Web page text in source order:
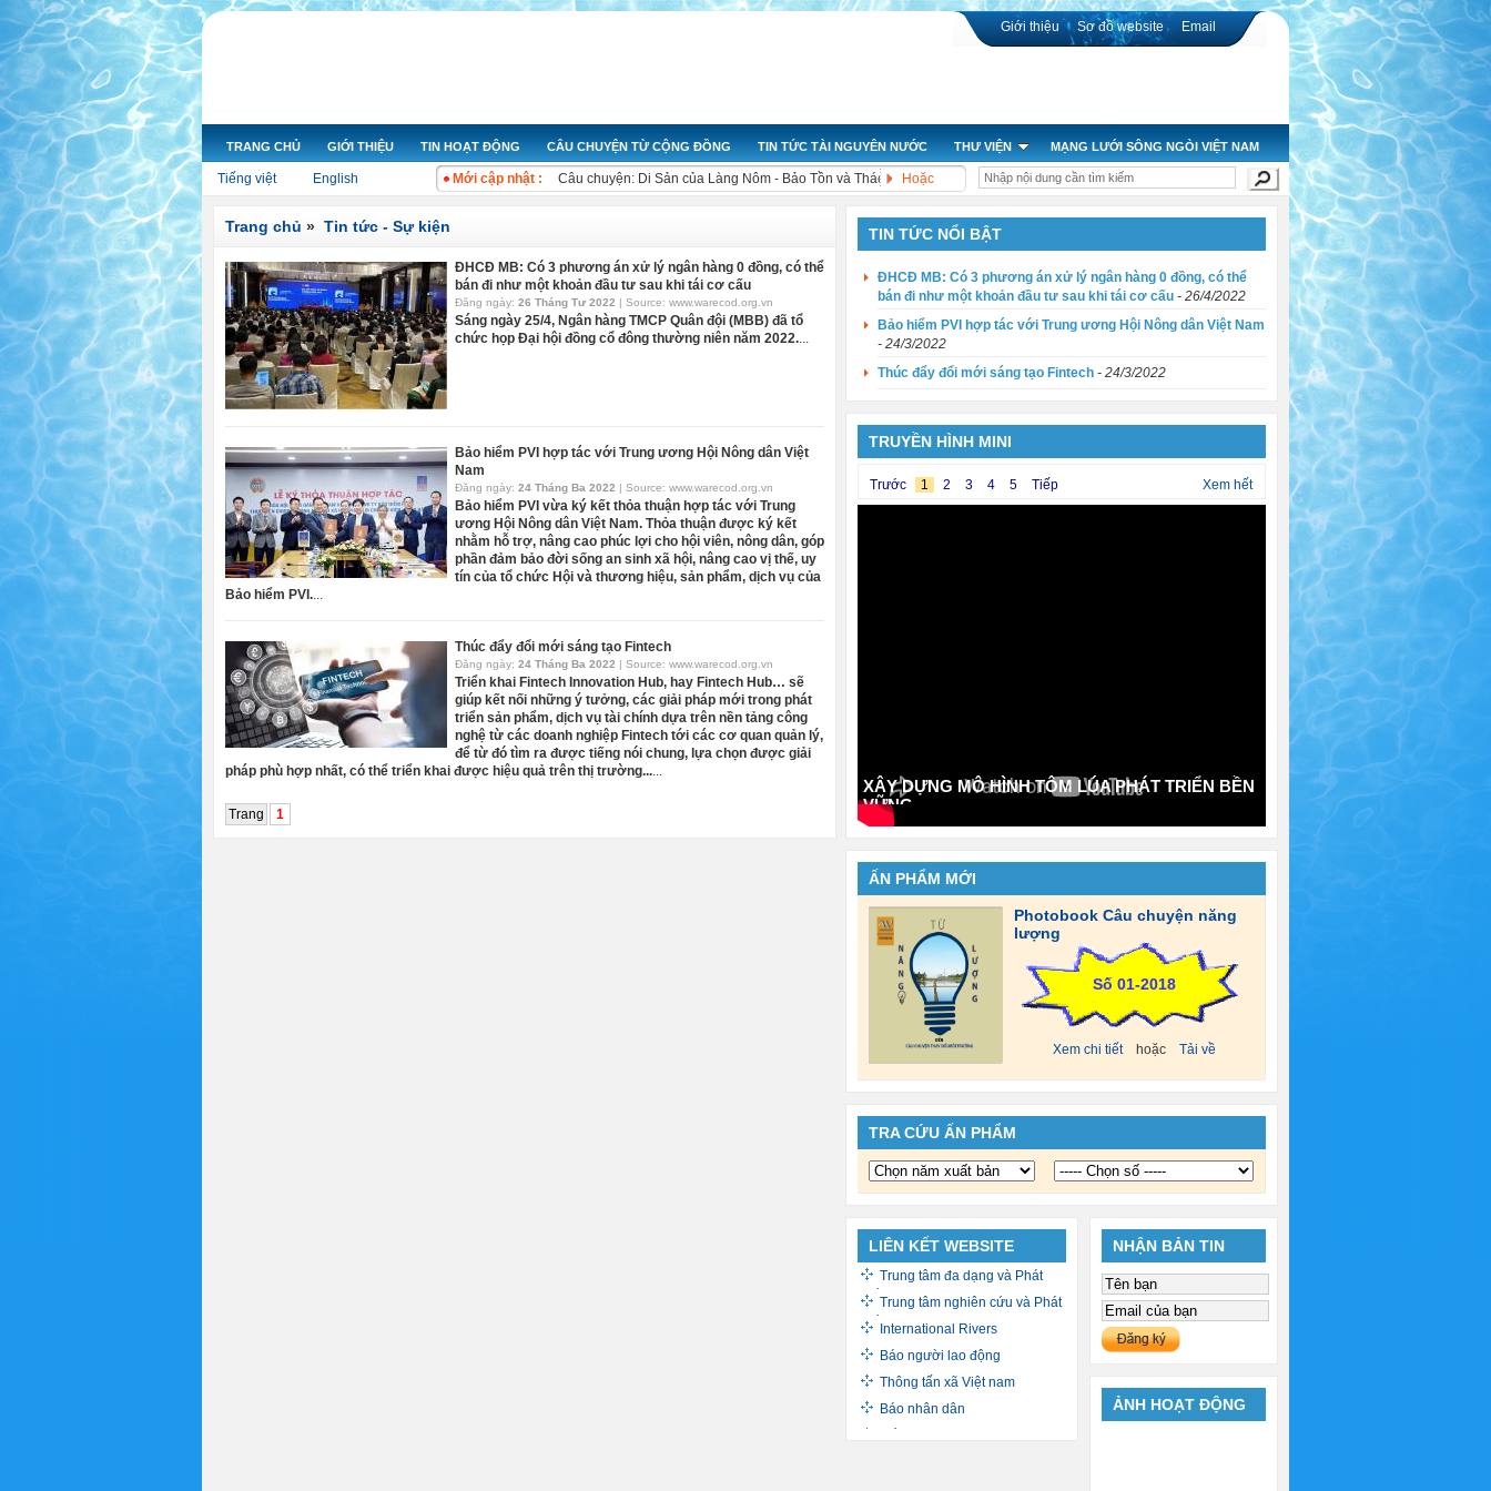
Giới thiệu Sơ đồ website Email
TRANG CHỦ GIỚI THIỆU TIN HOẠT ĐỘNG CÂU CHUYỆN TỪ CỘNG ĐỒNG TIN TỨC TÀI NGUYÊN NƯỚC THƯ VIỆN MẠNG LƯỚI SÔNG NGÒI VIỆT NAM
Tiếng việt English Mới cập nhật :
Nỗ lực hoạt động nâng cao giá trị sản xuất và bảo vệ môi trường
Câu chuyện: Di Sản của Làng Nôm - Bảo Tồn và Thách Thức
Cuộc thi ảnh “Ô nhiễm trắng và những tác động đến hệ sinh thái biển” nhận tác phẩm đến ngày 30/9
Bộ Tài nguyên và Môi trường: Công bố Báo cáo tài nguyên nước quốc gia giai đoạn 2016 - 2021
Bộ Tài nguyên và Môi trường: Công bố giá trị dòng chảy tối thiểu ở hạ lưu các hồ chứa, đập dâng của các công trình thủy lợi, thủy điện
Kon Tum chỉ rõ sai phạm của các thuỷ điện trong vụ chây ì đền bù
Bộ trưởng Kế hoạch và đầu tư: Thông điệp '4 mới' cho Đồng bằng sông Cửu Long
Xử lý ngay các đối tượng gây ô nhiễm hệ thống thủy lợi Bắc Hưng Hải
Hoặc
Trang chủ » Tin tức - Sự kiện
ĐHCĐ MB: Có 3 phương án xử lý ngân hàng 0 đồng, có thể
bán đi như một khoản đầu tư sau khi tái cơ cấu
Đăng ngày: 26 Tháng Tư 2022 | Source: www.warecod.org.vn
Sáng ngày 25/4, Ngân hàng TMCP Quân đội (MBB) đã tổ
chức họp Đại hội đồng cổ đông thường niên năm 2022....
Bảo hiểm PVI hợp tác với Trung ương Hội Nông dân Việt
Nam
Đăng ngày: 24 Tháng Ba 2022 | Source: www.warecod.org.vn
Bảo hiểm PVI vừa ký kết thỏa thuận hợp tác với Trung
ương Hội Nông dân Việt Nam. Thỏa thuận được ký kết
nhằm hỗ trợ, nâng cao phúc lợi cho hội viên, nông dân, góp
phần đảm bảo đời sống an sinh xã hội, nâng cao vị thế, uy
tín của tổ chức Hội và thương hiệu, sản phẩm, dịch vụ của
Bảo hiểm PVI....
Thúc đẩy đổi mới sáng tạo Fintech
Đăng ngày: 24 Tháng Ba 2022 | Source: www.warecod.org.vn
Triển khai Fintech Innovation Hub, hay Fintech Hub… sẽ
giúp kết nối những ý tưởng, các giải pháp mới trong phát
triển sản phẩm, dịch vụ tài chính dựa trên nền tảng công
nghệ từ các doanh nghiệp Fintech tới các cơ quan quản lý,
để từ đó tìm ra được tiếng nói chung, lựa chọn được giải
pháp phù hợp nhất, có thể triển khai được hiệu quả trên thị trường......
Trang 1
TIN TỨC NỔI BẬT
ĐHCĐ MB: Có 3 phương án xử lý ngân hàng 0 đồng, có thể
bán đi như một khoản đầu tư sau khi tái cơ cấu - 26/4/2022
Bảo hiểm PVI hợp tác với Trung ương Hội Nông dân Việt Nam
- 24/3/2022
Thúc đẩy đổi mới sáng tạo Fintech - 24/3/2022
TRUYỀN HÌNH MINI
Trước 1 2 3 4 5 Tiếp Xem hết
XÂY DỰNG MÔ HÌNH TÔM LÚA PHÁT TRIỂN BỀN
VỮNG
ẤN PHẨM MỚI
Photobook Câu chuyện năng
lượng
Số 01-2018
Xem chi tiếthoặc Tải về
TRA CỨU ẤN PHẨM
LIÊN KẾT WEBSITE
Trung tâm đa dạng và Phát
triển sinh học
Trung tâm nghiên cứu và Phát
triển xã hội
International Rivers
Báo người lao động
Thông tấn xã Việt nam
Báo nhân dân
NHẬN BẢN TIN
ẢNH HOẠT ĐỘNG